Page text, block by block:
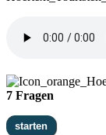
7 Fragen